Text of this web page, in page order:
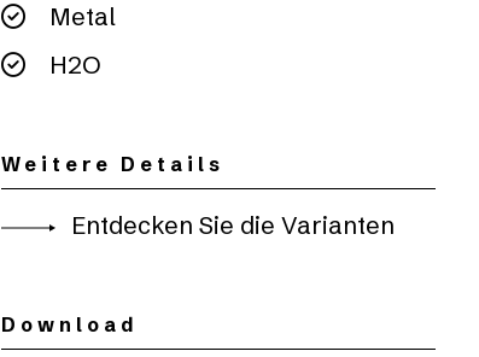
Metal
H2O
Weitere Details
Entdecken Sie die Varianten
Download